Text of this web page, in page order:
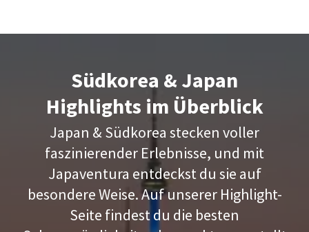
Südkorea & Japan
Highlights im Überblick
Japan & Südkorea stecken voller
faszinierender Erlebnisse, und mit
Japaventura entdeckst du sie auf
besondere Weise. Auf unserer Highlight-
Seite findest du die besten